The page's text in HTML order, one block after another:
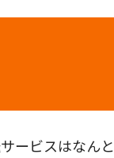
ービスはなんと